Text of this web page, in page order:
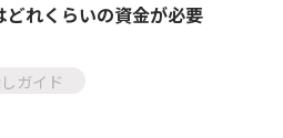
どれくらいの資金が必要
ガイド